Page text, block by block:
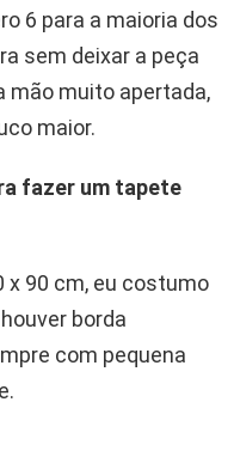
6 para a maioria dos
sem deixar a peça
mão muito apertada,
maior.
fazer um tapete
x 90 cm, eu costumo
borda
com pequena